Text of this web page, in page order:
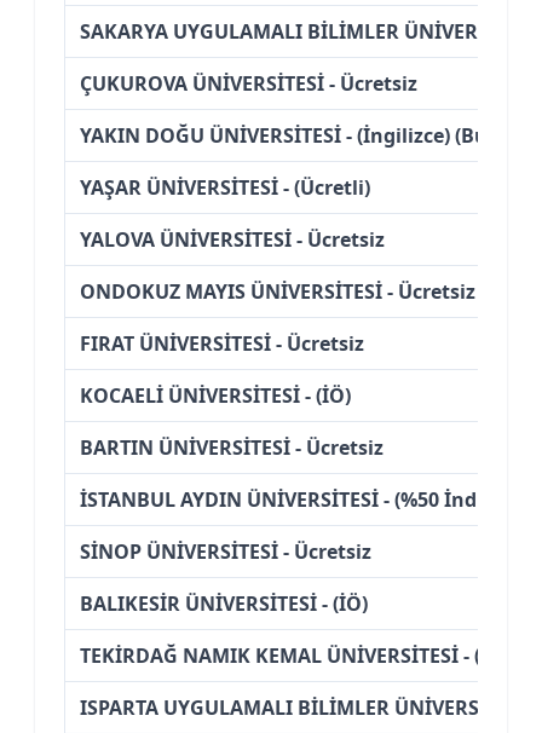
SAKARYA UYGULAMALI BİLİMLER
ÇUKUROVA ÜNİVERSİTESİ - Ücretsiz
YAKIN DOĞU ÜNİVERSİTESİ - (İngilizce) (Burslu)
YAŞAR ÜNİVERSİTESİ - (Ücretli)
YALOVA ÜNİVERSİTESİ - Ücretsiz
ONDOKUZ MAYIS ÜNİVERSİTESİ - Ücretsiz
FIRAT ÜNİVERSİTESİ - Ücretsiz
KOCAELİ ÜNİVERSİTESİ - (İÖ)
BARTIN ÜNİVERSİTESİ - Ücretsiz
İSTANBUL AYDIN ÜNİVERSİTESİ - (%50 İndirimli)
SİNOP ÜNİVERSİTESİ - Ücretsiz
BALIKESİR ÜNİVERSİTESİ - (İÖ)
TEKİRDAĞ NAMIK KEMAL ÜNİVERSİTESİ - (İÖ)
ISPARTA UYGULAMALI BİLİMLER ÜNİVERSİTESİ